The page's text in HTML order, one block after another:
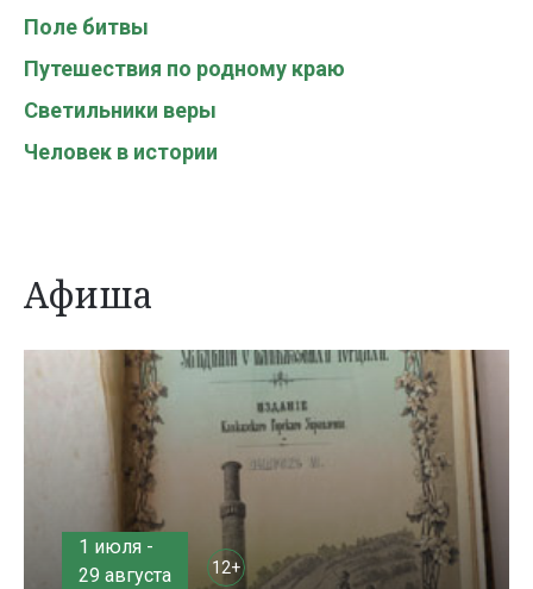
Поле битвы
Путешествия по родному краю
Светильники веры
Человек в истории
Афиша
1 июля -
29 августа
12+